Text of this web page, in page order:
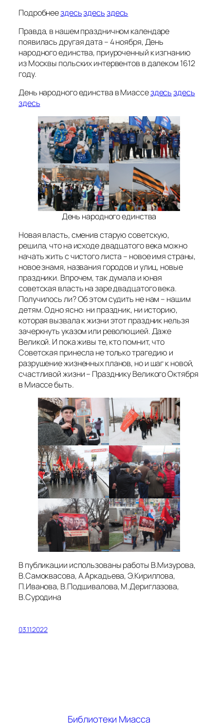
Подробнеездесьздесьздесь
Правда, в нашем праздничном календаре
появилась другая дата – 4 ноября, День
народного единства, приуроченный к изгнанию
из Москвы польских интервентов в далеком 1612
году.
День народного единства в Миассездесьздесь
здесь
День народного единства
Новая власть, сменив старую советскую,
решила, что на исходе двадцатого века можно
начать жить с чистого листа – новое имя страны,
новое знамя, названия городов и улиц, новые
праздники. Впрочем, так думала и юная
советская власть на заре двадцатого века.
Получилось ли? Об этом судить не нам – нашим
детям. Одно ясно: ни праздник, ни историю,
которая вызвала к жизни этот праздник нельзя
зачеркнуть указом или революцией. Даже
Великой. И пока живы те, кто помнит, что
Советская принесла не только трагедию и
разрушение жизненных планов, но и шаг к новой,
счастливой жизни – Празднику Великого Октября
в Миассе быть.
В публикации использованы работы В.Мизурова,
В.Самоквасова, А.Аркадьева, Э.Кириллова,
П.Иванова, В.Подшивалова, М.Дериглазова,
В.Суродина
03.11.2022
Библиотеки Миасса